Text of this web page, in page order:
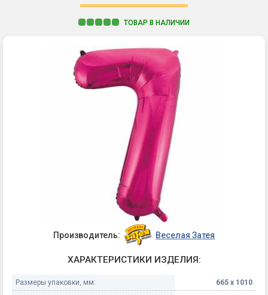
ТОВАР В НАЛИЧИИ
Производитель: Веселая Затея
ХАРАКТЕРИСТИКИ ИЗДЕЛИЯ:
Размеры упаковки, мм:
665 х 1010